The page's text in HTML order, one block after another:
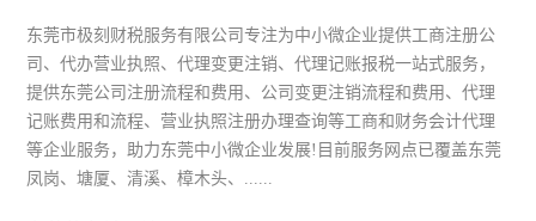
东莞市极刻财税服务有限公司专注为中小微企业提供工商注册公
司、代办营业执照、代理变更注销、代理记账报税一站式服务，
提供东莞公司注册流程和费用、公司变更注销流程和费用、代理
记账费用和流程、营业执照注册办理查询等工商和财务会计代理
等企业服务，助力东莞中小微企业发展!目前服务网点已覆盖东莞
凤岗、塘厦、清溪、樟木头、......